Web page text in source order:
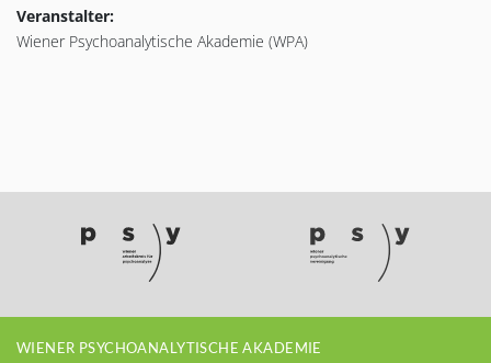
Veranstalter:
Wiener Psychoanalytische Akademie (WPA)
WIENER PSYCHOANALYTISCHE AKADEMIE